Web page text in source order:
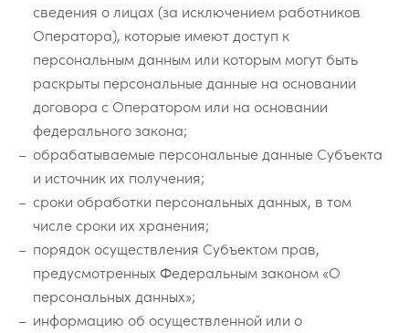
сведения о лицах (за исключением работников
Оператора), которые имеют доступ к
персональным данным или которым могут быть
раскрыты персональные данные на основании
договора с Оператором или на основании
федерального закона;
обрабатываемые персональные данные Субъекта
и источник их получения;
сроки обработки персональных данных, в том
числе сроки их хранения;
порядок осуществления Cубъектом прав,
предусмотренных Федеральным законом «О
персональных данных»;
информацию об осуществленной или о